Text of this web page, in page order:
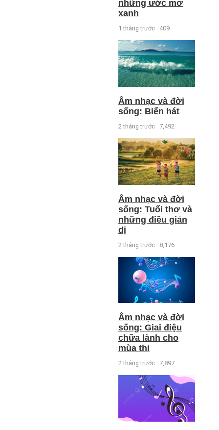
những ước mơ
xanh
1 tháng trước 409
Âm nhạc và đời
sống: Biển hát
2 tháng trước 7,492
Âm nhạc và đời
sống: Tuổi thơ và
những điều giản
dị
2 tháng trước 8,176
Âm nhạc và đời
sống: Giai điệu
chữa lành cho
mùa thi
2 tháng trước 7,897